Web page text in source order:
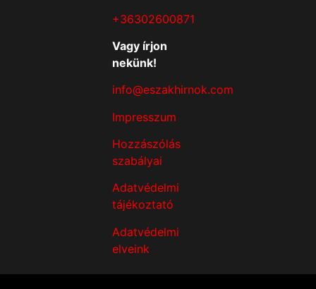
+36302600871
Vagy írjon
nekünk!
info@eszakhirnok.com
Impresszum
Hozzászólás
szabályai
Adatvédelmi
tájékoztató
Adatvédelmi
elveink